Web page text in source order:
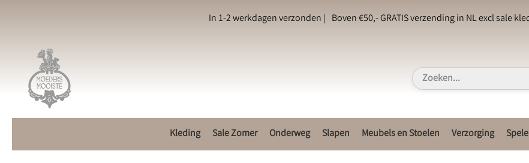
In 1-2 werkdagen verzonden | Boven €50,- GRATIS verzending in NL excl sale
Kleding Sale Zomer Onderweg Slapen Meubels en Stoelen Verzorging